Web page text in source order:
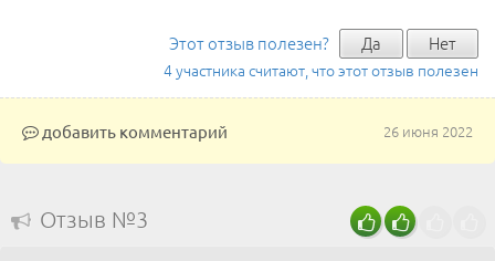
Этот отзыв полезен? Да Нет
4 участника считают, что этот отзыв полезен
26 июня 2022
добавить комментарий
Отзыв №3